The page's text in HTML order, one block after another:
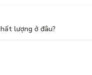
lượng ở đâu?